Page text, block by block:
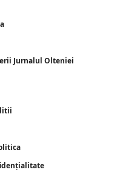
Jurnalul Olteniei